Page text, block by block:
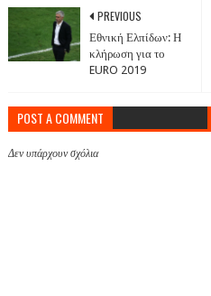
PREVIOUS
Εθνική Ελπίδων: Η
κλήρωση για το
EURO 2019
POST A COMMENT
Δεν υπάρχουν σχόλια